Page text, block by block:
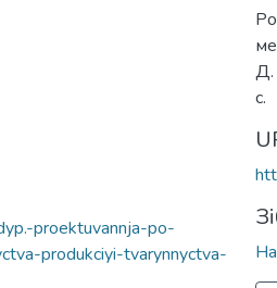
proektuvannja-po-
produkciyi-tvarynnyctva-
Д.
с.